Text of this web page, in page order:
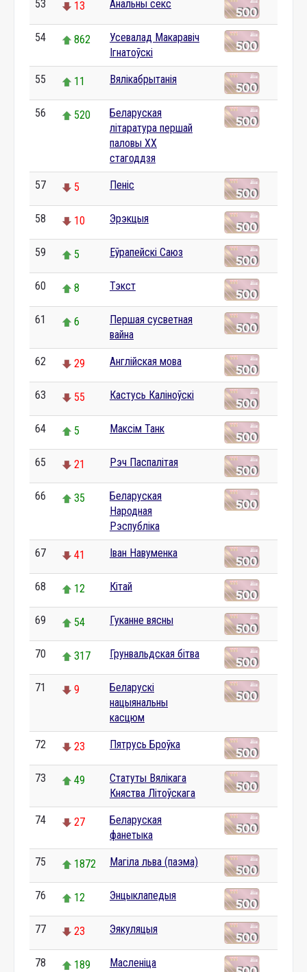
53 13 Анальны секс
54 862
Усевалад Макаравіч
Ігнатоўскі
55 11 Вялікабрытанія
56 520
Беларуская
літаратура першай
паловы XX
стагоддзя
57 5 Пеніс
58 10 Эрэкцыя
59 5 Еўрапейскі Саюз
60 8 Тэкст
61 6
Першая сусветная
вайна
62 29 Англійская мова
63 55 Кастусь Каліноўскі
64 5 Максім Танк
65 21 Рэч Паспалітая
66 35
Беларуская
Народная
Рэспубліка
67 41 Іван Навуменка
68 12 Кітай
69 54 Гуканне вясны
70 317 Грунвальдская бітва
71 9
Беларускі
нацыянальны
касцюм
72 23 Пятрусь Броўка
73 49
Статуты Вялікага
Княства Літоўскага
74 27
Беларуская
фанетыка
75 1872 Магіла льва (паэма)
76 12 Энцыклапедыя
77 23 Эякуляцыя
78 189 Масленіца